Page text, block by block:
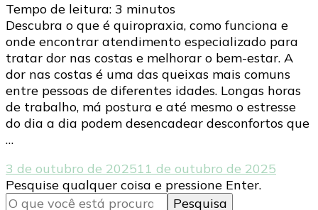
Tempo de leitura: 3 minutos
Descubra o que é quiropraxia, como funciona e
onde encontrar atendimento especializado para
tratar dor nas costas e melhorar o bem-estar. A
dor nas costas é uma das queixas mais comuns
entre pessoas de diferentes idades. Longas horas
de trabalho, má postura e até mesmo o estresse
do dia a dia podem desencadear desconfortos que
…
3 de outubro de 202511 de outubro de 2025
Procurando
algo?
Pesquise qualquer coisa e pressione Enter.